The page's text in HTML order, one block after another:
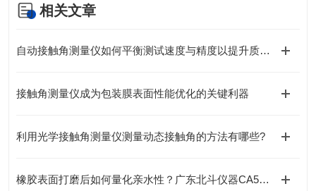
相关文章
自动接触角测量仪如何平衡测试速度与精度以提升质检效率
接触角测量仪成为包装膜表面性能优化的关键利器
利用光学接触角测量仪测量动态接触角的方法有哪些?
橡胶表面打磨后如何量化亲水性？广东北斗仪器CA500提供无损检测方案